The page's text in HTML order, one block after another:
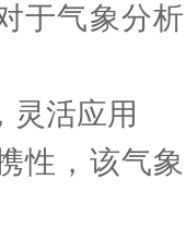
气象分析
活应用
，该气象